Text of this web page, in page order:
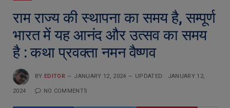
राम राज्य की स्थापना का समय है, सम्पूर्ण
भारत में यह आनंद और उत्सव का समय
है : कथा प्रवक्ता नमन वैष्णव
BY EDITOR JANUARY 12, 2024 UPDATED: JANUARY 12,
2024 NO COMMENTS